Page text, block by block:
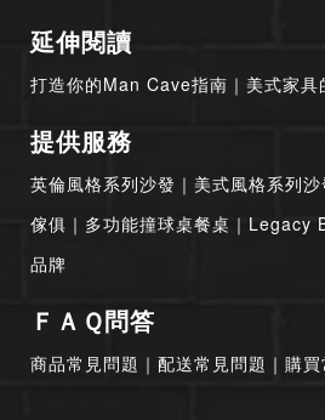
延伸閱讀
打造你的Man Cave指南 ｜ 美式家具
提供服務
英倫風格系列沙發 ｜ 美式風格系列沙
傢俱 ｜ 多功能撞球桌餐桌 ｜ Legacy
品牌
ＦＡＱ問答
商品常見問題 ｜ 配送常見問題 ｜ 購